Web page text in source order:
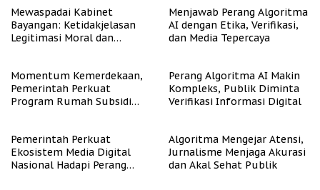
Mewaspadai Kabinet
Bayangan: Ketidakjelasan
Legitimasi Moral dan
Menjawab Perang Algoritma
AI dengan Etika, Verifikasi,
dan Media Tepercaya
Momentum Kemerdekaan,
Pemerintah Perkuat
Program Rumah Subsidi
Perang Algoritma AI Makin
Kompleks, Publik Diminta
Verifikasi Informasi Digital
Pemerintah Perkuat
Ekosistem Media Digital
Nasional Hadapi Perang
Algoritma Mengejar Atensi,
Jurnalisme Menjaga Akurasi
dan Akal Sehat Publik